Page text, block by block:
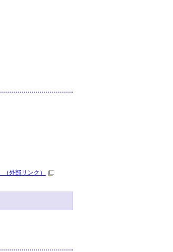
（外部リンク）